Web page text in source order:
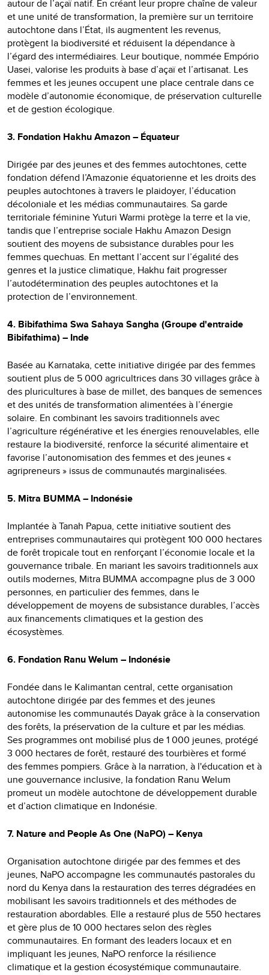
autour de l’açaï natif. En créant leur propre chaîne de valeur
et une unité de transformation, la première sur un territoire
autochtone dans l’État, ils augmentent les revenus,
protègent la biodiversité et réduisent la dépendance à
l’égard des intermédiaires. Leur boutique, nommée Empório
Uasei, valorise les produits à base d’açaï et l’artisanat. Les
femmes et les jeunes occupent une place centrale dans ce
modèle d’autonomie économique, de préservation culturelle
et de gestion écologique.
3. Fondation Hakhu Amazon – Équateur
Dirigée par des jeunes et des femmes autochtones, cette
fondation défend l’Amazonie équatorienne et les droits des
peuples autochtones à travers le plaidoyer, l’éducation
décoloniale et les médias communautaires. Sa garde
territoriale féminine Yuturi Warmi protège la terre et la vie,
tandis que l’entreprise sociale Hakhu Amazon Design
soutient des moyens de subsistance durables pour les
femmes quechuas. En mettant l’accent sur l’égalité des
genres et la justice climatique, Hakhu fait progresser
l’autodétermination des peuples autochtones et la
protection de l’environnement.
4. Bibifathima Swa Sahaya Sangha (Groupe d'entraide
Bibifathima) – Inde
Basée au Karnataka, cette initiative dirigée par des femmes
soutient plus de 5 000 agricultrices dans 30 villages grâce à
des pluricultures à base de millet, des banques de semences
et des unités de transformation alimentées à l’énergie
solaire. En combinant les savoirs traditionnels avec
l’agriculture régénérative et les énergies renouvelables, elle
restaure la biodiversité, renforce la sécurité alimentaire et
favorise l’autonomisation des femmes et des jeunes «
agripreneurs » issus de communautés marginalisées.
5. Mitra BUMMA – Indonésie
Implantée à Tanah Papua, cette initiative soutient des
entreprises communautaires qui protègent 100 000 hectares
de forêt tropicale tout en renforçant l’économie locale et la
gouvernance tribale. En mariant les savoirs traditionnels aux
outils modernes, Mitra BUMMA accompagne plus de 3 000
personnes, en particulier des femmes, dans le
développement de moyens de subsistance durables, l’accès
aux financements climatiques et la gestion des
écosystèmes.
6. Fondation Ranu Welum – Indonésie
Fondée dans le Kalimantan central, cette organisation
autochtone dirigée par des femmes et des jeunes
autonomise les communautés Dayak grâce à la conservation
des forêts, la préservation de la culture et par les médias.
Ses programmes ont mobilisé plus de 1 000 jeunes, protégé
3 000 hectares de forêt, restauré des tourbières et formé
des femmes pompiers. Grâce à la narration, à l'éducation et à
une gouvernance inclusive, la fondation Ranu Welum
promeut un modèle autochtone de développement durable
et d’action climatique en Indonésie.
7. Nature and People As One (NaPO) – Kenya
Organisation autochtone dirigée par des femmes et des
jeunes, NaPO accompagne les communautés pastorales du
nord du Kenya dans la restauration des terres dégradées en
mobilisant les savoirs traditionnels et des méthodes de
restauration abordables. Elle a restauré plus de 550 hectares
et gère plus de 10 000 hectares selon des règles
communautaires. En formant des leaders locaux et en
impliquant les jeunes, NaPO renforce la résilience
climatique et la gestion écosystémique communautaire.